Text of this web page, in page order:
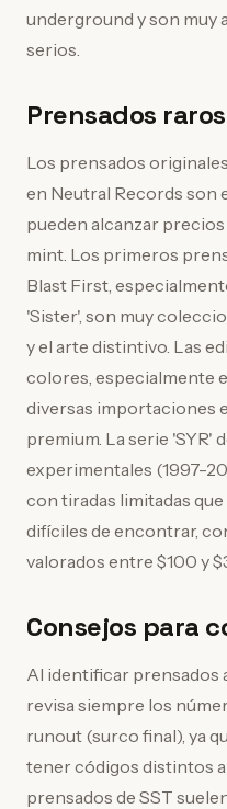
underground y son muy
serios.
Prensados
Los prensados
en Neutral Records son
pueden alcanzar
mint. Los primeros
Blast First,
'Sister', son muy
y el arte distintivo. Las
colores, especialmente
diversas importaciones
premium. La serie 'SYR'
experimentales (1997-
con tiradas limitadas que
difíciles de encontrar,
valorados entre $100 y
Consejos para
Al identificar prensados
revisa siempre los
runout (surco final), ya
tener códigos distintos
prensados de SST